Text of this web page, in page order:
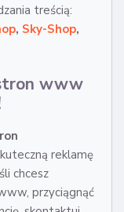
treścią:
, Sky-Shop,
www
reklamę
chcesz
przyciągnąć